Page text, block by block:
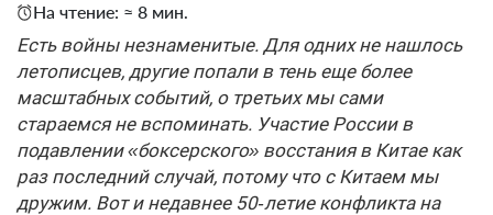
На чтение: ≈ 8 мин.
Есть войны незнаменитые. Для одних не нашлось
летописцев, другие попали в тень еще более
масштабных событий, о третьих мы сами
стараемся не вспоминать. Участие России в
подавлении «боксерского» восстания в Китае как
раз последний случай, потому что с Китаем мы
дружим. Вот и недавнее 50‑летие конфликта на